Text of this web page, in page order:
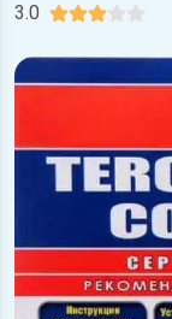
3.0